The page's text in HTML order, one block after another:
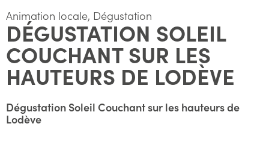
Animation locale, Dégustation
DÉGUSTATION SOLEIL
COUCHANT SUR LES
HAUTEURS DE LODÈVE
Dégustation Soleil Couchant sur les hauteurs de
Lodève